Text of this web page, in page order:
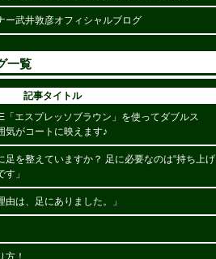
ー武井敦彦オフィシャルブログ
一覧
記事タイトル
「エスプレッソブラウン」を使ってダブルス
気がコートに映えます♪
足を整えていますか？ 足に必要なのは“持ち上げ
」
由は、足にありました。」
方！